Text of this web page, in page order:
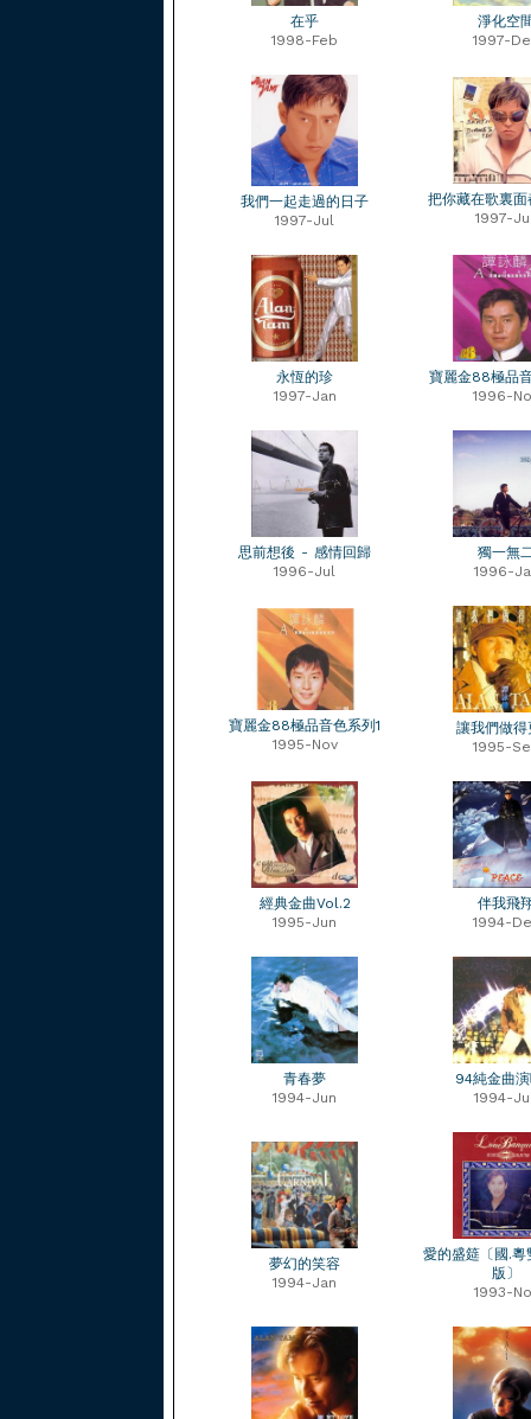
在乎
1998-Feb
淨化空
1997-
我們一起走過的日子
1997-Jul
把你藏在歌裏面
1997-
永恆的珍
1997-Jan
寶麗金88極品
1996-
思前想後 - 感情回歸
1996-Jul
獨一無
1996-
寶麗金88極品音色系列1
1995-Nov
讓我們做得
1995-
經典金曲Vol.2
1995-Jun
伴我飛
1994-
青春夢
1994-Jun
94純金曲
1994-
夢幻的笑容
1994-Jan
愛的盛筵〔國.粵
版〕
1993-